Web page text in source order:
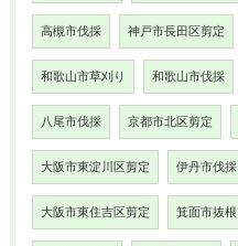
高槻市伐採 神戸市長田区剪定
和歌山市草刈り 和歌山市伐採
八尾市伐採 京都市北区剪定
大阪市東淀川区剪定 伊丹市伐採
大阪市東住吉区剪定 箕面市抜根